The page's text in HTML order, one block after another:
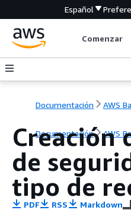
Español
Comenzar
Documentación AWS
Documentación AWS
Creación
de
tipo de
PDF RSS Markdown